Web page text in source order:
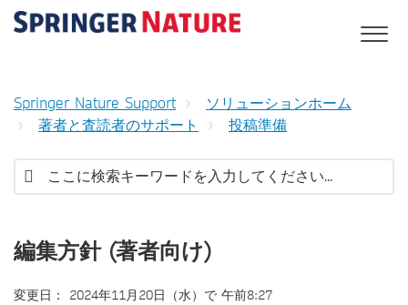
Springer Nature Support
ソリューションホーム
著者と査読者のサポート
投稿準備
編集方針 (著者向け)
変更日： 2024年11月20日（水）で 午前8:27